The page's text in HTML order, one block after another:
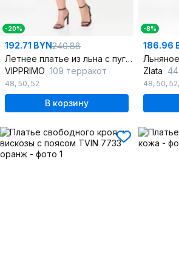
-20%
192.71 BYN240.88
Летнее платье из льна с пуговицами и съемным поясом
VIPPRIMO 109 терракот
48, 50, 52
В корзину
-8%
186.96
Zlata
48, 50, 52,